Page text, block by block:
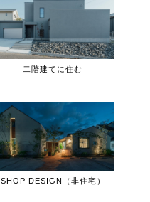
二階建てに住む
SHOP DESIGN（非住宅）